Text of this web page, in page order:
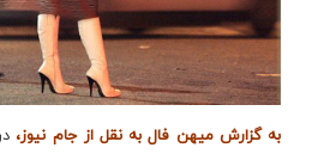
به گزارش میهن فال به نقل از جام نیوز،